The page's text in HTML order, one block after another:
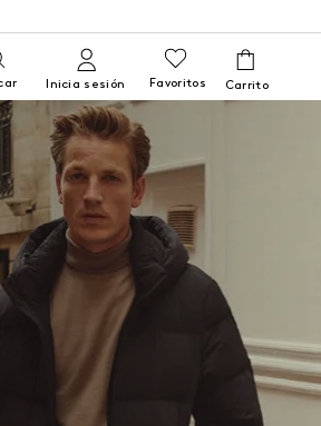
Inicia sesión Favoritos